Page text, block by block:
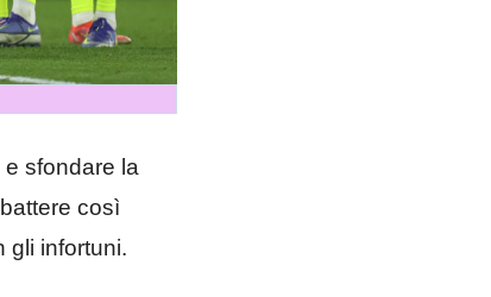
sfondare la
così
gli infortuni.